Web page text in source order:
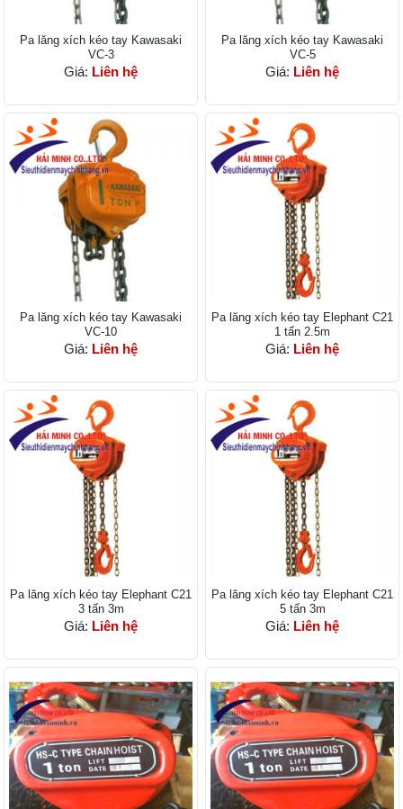
Pa lăng xích kéo tay Kawasaki
VC-3
Giá: Liên hệ
Pa lăng xích kéo tay Kawasaki
VC-5
Giá: Liên hệ
Pa lăng xích kéo tay Kawasaki
VC-10
Giá: Liên hệ
Pa lăng xích kéo tay Elephant C21
1 tấn 2.5m
Giá: Liên hệ
Pa lăng xích kéo tay Elephant C21
3 tấn 3m
Giá: Liên hệ
Pa lăng xích kéo tay Elephant C21
5 tấn 3m
Giá: Liên hệ